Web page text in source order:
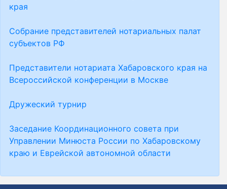
края
Собрание представителей нотариальных палат
субъектов РФ
Представители нотариата Хабаровского края на
Всероссийской конференции в Москве
Дружеский турнир
Заседание Координационного совета при
Управлении Минюста России по Хабаровскому
краю и Еврейской автономной области